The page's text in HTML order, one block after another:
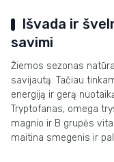
Išvada ir
savimi
Žiemos sezonas
savijautą. Tačiau
energiją ir gerą
Tryptofanas, omega
magnio ir B grupės
maitina smegenis ir